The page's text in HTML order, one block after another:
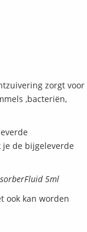
zorgt voor
,bacteriën,
de bijgeleverde
5ml
ook kan worden